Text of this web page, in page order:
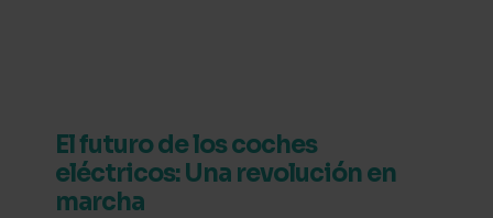
El futuro de los coches
eléctricos: Una revolución en
marcha